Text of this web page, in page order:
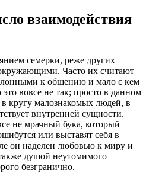
взаимодействия
семерки, реже других
Часто их считают
к общению и мало с кем
вовсе не так; просто в данном
кругу малознакомых людей, в
внутренней сущности.
не мрачный бука, который
или выставят себя в
он наделен любовью к миру и
душой неутомимого
безгранично.